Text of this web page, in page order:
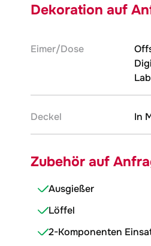
Dekoration auf
Eimer/Dose
Deckel In
Zubehör auf
Ausgießer
Löffel
2-Komponenten